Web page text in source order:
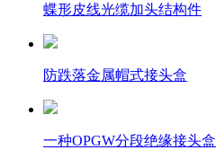
蝶形皮线光缆加头结构件
防跌落金属帽式接头盒
一种OPGW分段绝缘接头盒